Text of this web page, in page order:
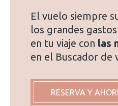
El vuelo siempre
los grandes
en tu viaje con las
en el Buscador de
RESERVA Y